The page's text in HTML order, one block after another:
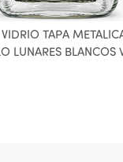
TAPA
LUNARES BLANCOS